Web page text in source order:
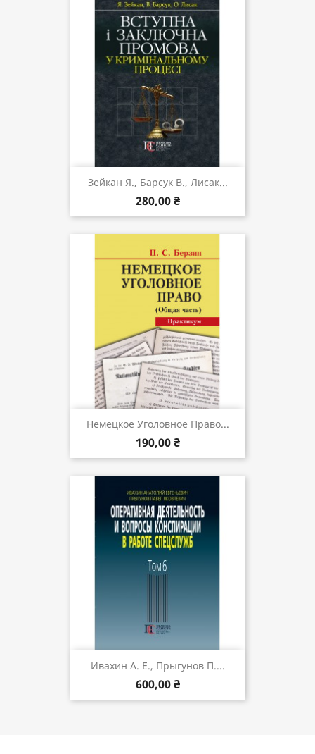
Зейкан Я., Барсук В., Лисак...
280,00 ₴
Немецкое Уголовное Право...
190,00 ₴
Ивахин А. Е., Прыгунов П....
600,00 ₴